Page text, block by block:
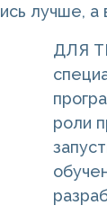
лучше,
ДЛЯ
роли